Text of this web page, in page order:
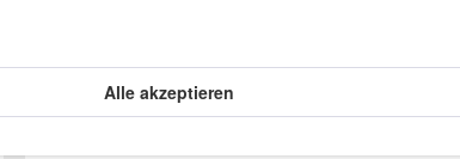
Magazinierte
Alle akzeptieren